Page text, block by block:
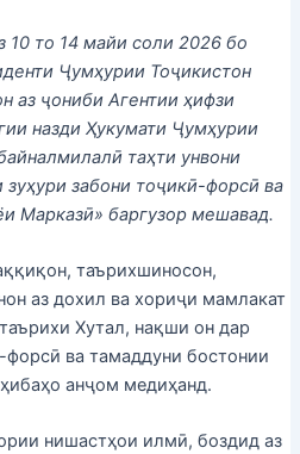
10 то 14 майи соли 2026 бо
Ҷумҳурии Тоҷикистон
аз ҷониби Агентии ҳифзи
назди Ҳукумати Ҷумҳурии
таҳти унвони
забони тоҷикӣ-форсӣ ва
Марказӣ» баргузор мешавад.
таърихшиносон,
аз дохил ва хориҷи мамлакат
Хутал, нақши он дар
ва тамаддуни бостонии
анҷом медиҳанд.
нишастҳои илмӣ, боздид аз